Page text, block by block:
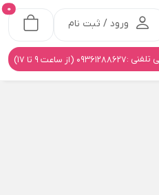
ورود / ثبت نام
0
تلفنی :09361288627 (از ساعت 9 تا 17)